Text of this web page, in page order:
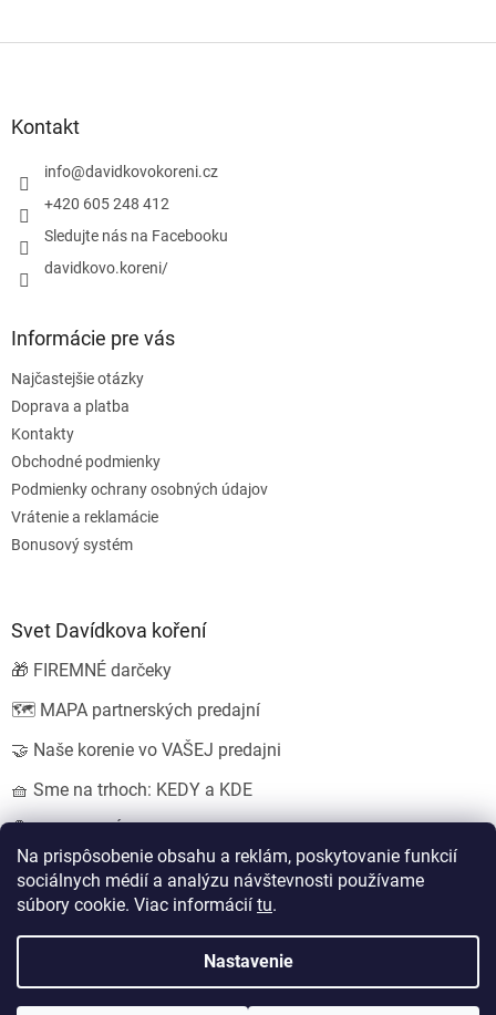
Na prispôsobenie obsahu a reklám, poskytovanie funkcií
sociálnych médií a analýzu návštevnosti používame
súbory cookie. Viac informácií tu.
Nastavenie
Kontakt
info@davidkovokoreni.cz
+420 605 248 412
Sledujte nás na Facebooku
davidkovo.koreni/
Informácie pre vás
Najčastejšie otázky
Doprava a platba
Kontakty
Obchodné podmienky
Podmienky ochrany osobných údajov
Vrátenie a reklamácie
Bonusový systém
Svet Davídkova koření
🎁 FIREMNÉ darčeky
🗺️ MAPA partnerských predajní
🤝 Naše korenie vo VAŠEJ predajni
🧺 Sme na trhoch: KEDY a KDE
EshopyUmíme.cz